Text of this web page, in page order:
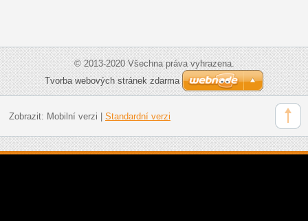
© 2013-2020 Všechna práva vyhrazena.
Tvorba webových stránek zdarma
Zobrazit: Mobilní verzi Standardní verzi